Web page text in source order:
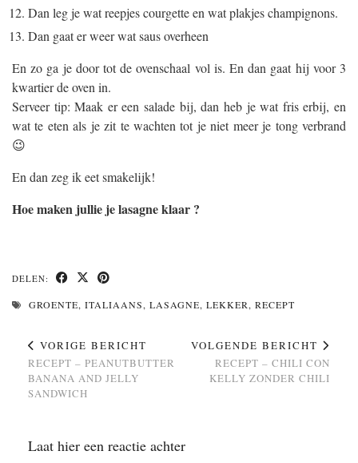
Dan leg je wat reepjes courgette en wat plakjes champignons.
Dan gaat er weer wat saus overheen
En zo ga je door tot de ovenschaal vol is. En dan gaat hij voor 3
kwartier de oven in.
Serveer tip: Maak er een salade bij, dan heb je wat fris erbij, en
wat te eten als je zit te wachten tot je niet meer je tong verbrand
😉
En dan zeg ik eet smakelijk!
Hoe maken jullie je lasagne klaar ?
DELEN:
GROENTE, ITALIAANS, LASAGNE, LEKKER, RECEPT
VORIGE BERICHT
RECEPT – PEANUTBUTTER
BANANA AND JELLY
SANDWICH
VOLGENDE BERICHT
RECEPT – CHILI CON
KELLY ZONDER CHILI
Laat hier een reactie achter